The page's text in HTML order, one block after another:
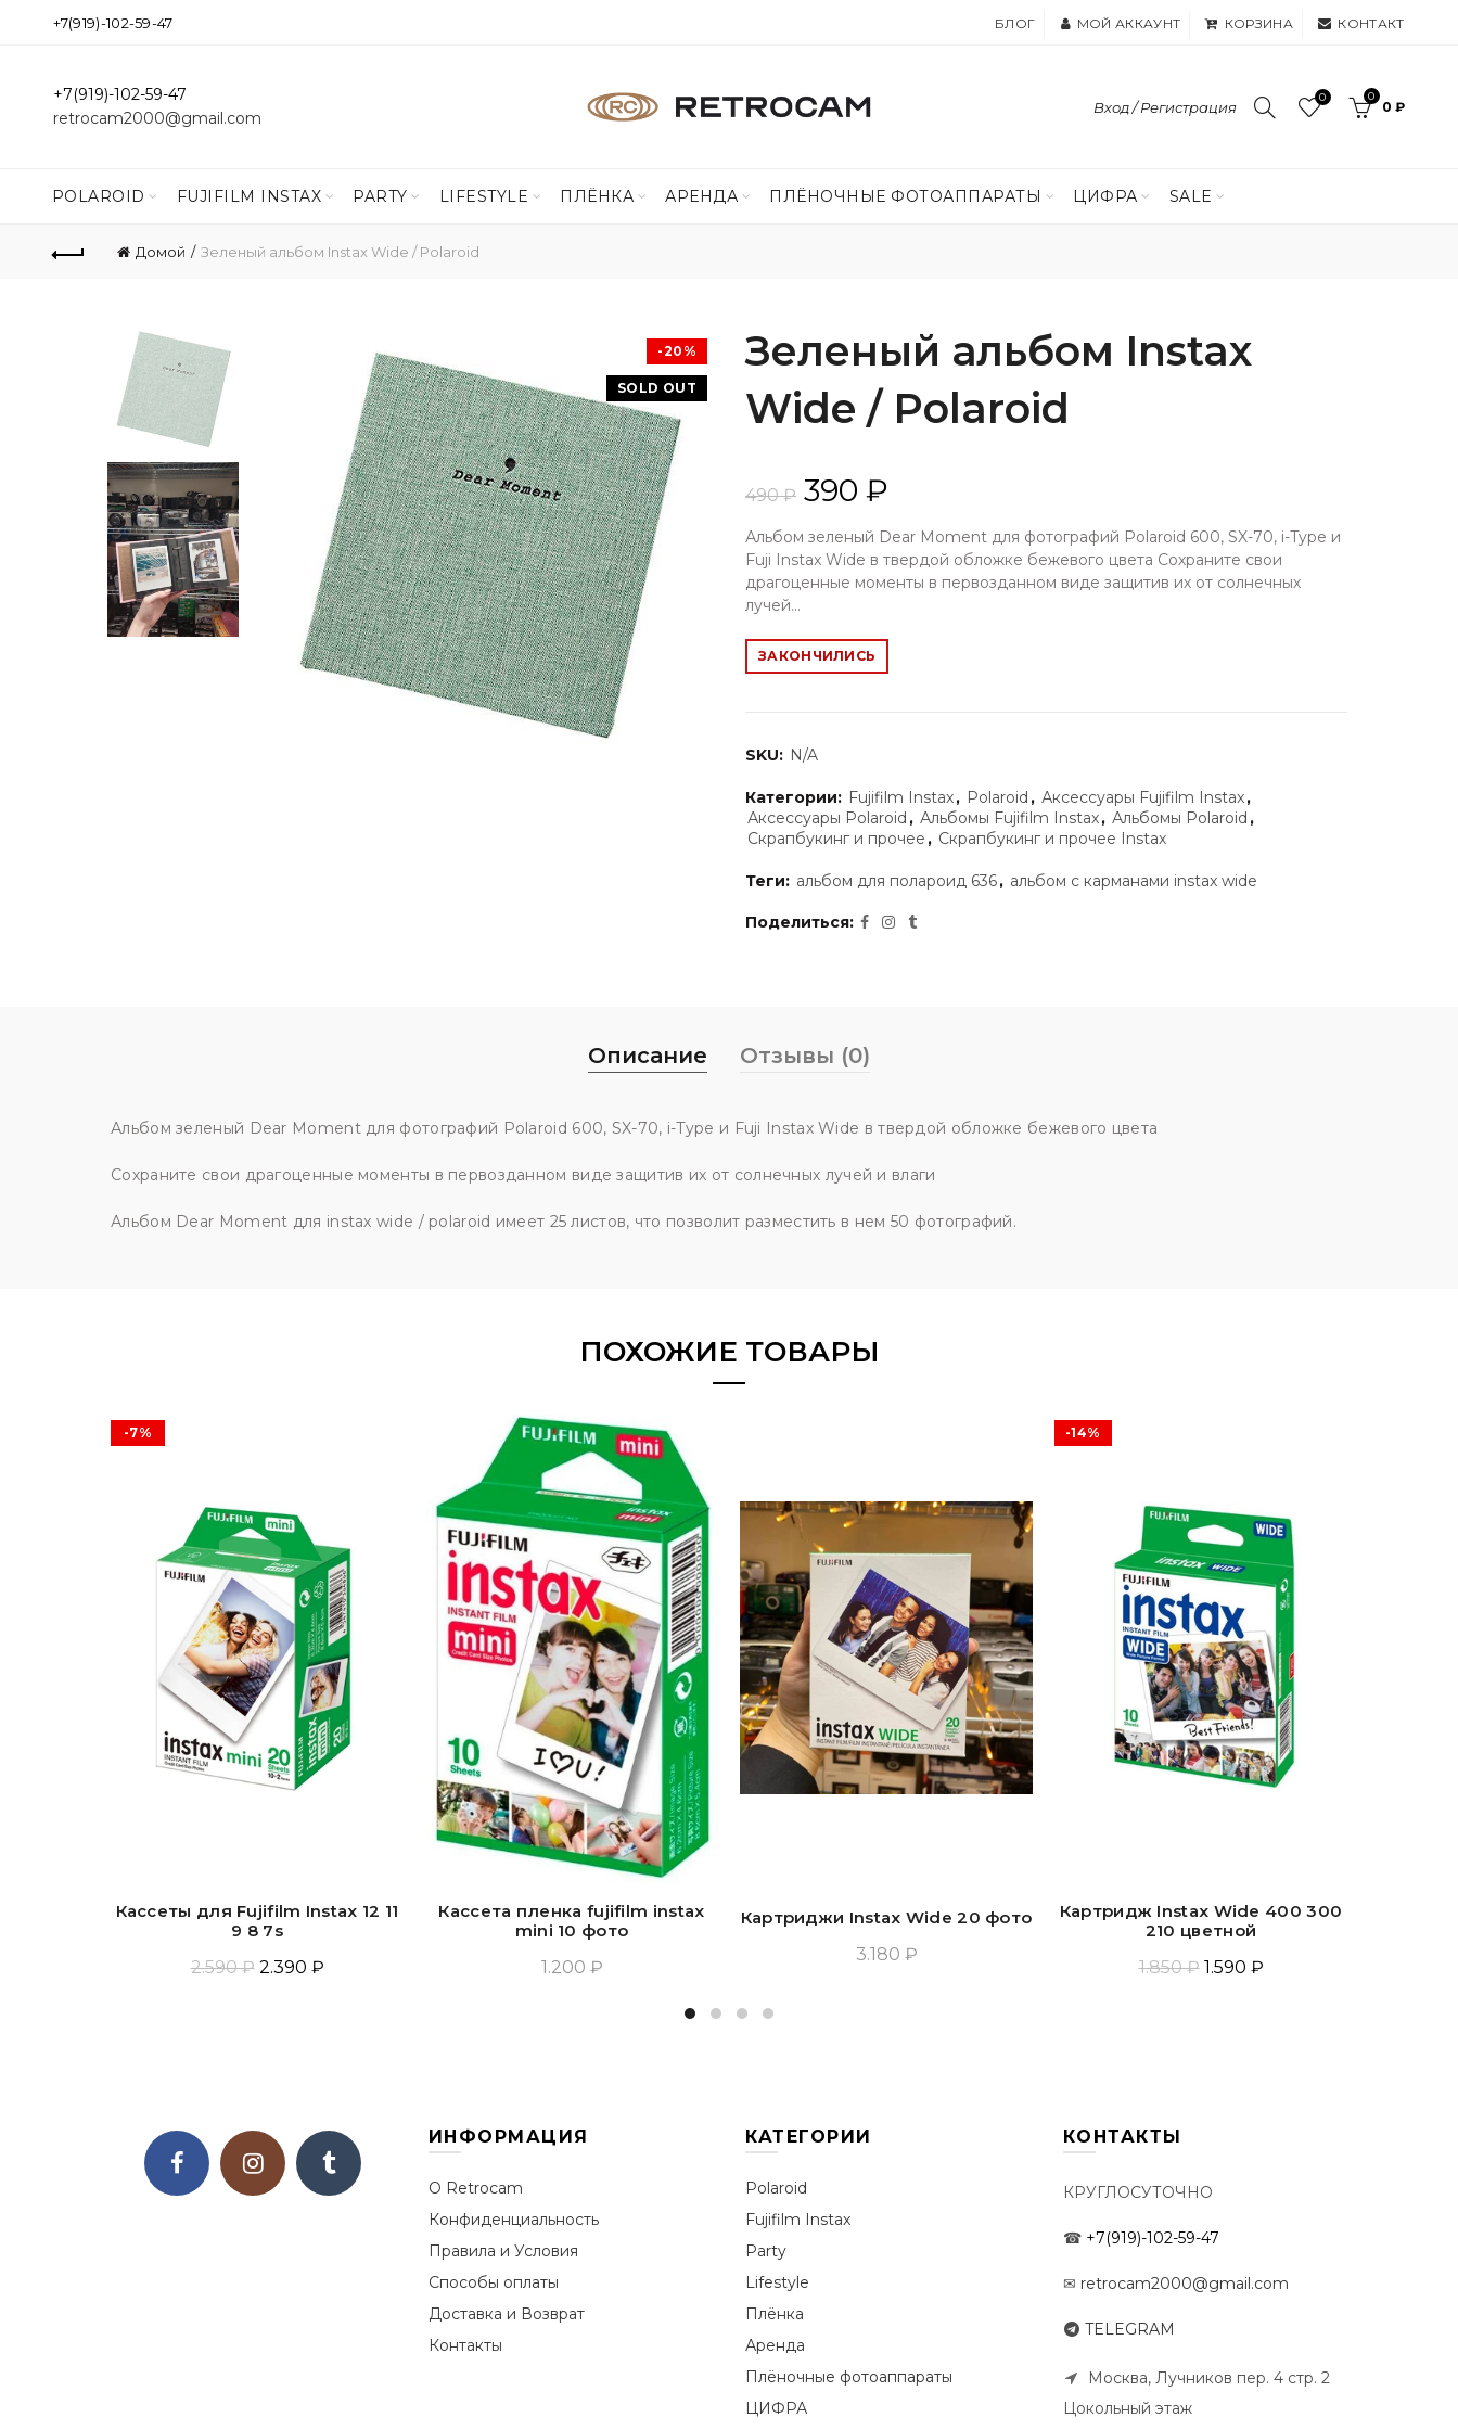
+7(919)-102-59-47 БЛОГ МОЙ АККАУНТ КОРЗИНА КОНТАКТ
+7(919)-102-59-47
retrocam2000@gmail.com
Вход / Регистрация
0 0
0 ₽
POLAROID FUJIFILM INSTAX PARTY LIFESTYLE ПЛЁНКА АРЕНДА ПЛЁНОЧНЫЕ ФОТОАППАРАТЫ ЦИФРА SALE
Домой Зеленый альбом Instax Wide / Polaroid
-20%
SOLD OUT
Зеленый альбом Instax
Wide / Polaroid
490 ₽ 390 ₽
Альбом зеленый Dear Moment для фотографий Polaroid 600, SX-70, i-Type и
Fuji Instax Wide в твердой обложке бежевого цвета Сохраните свои
драгоценные моменты в первозданном виде защитив их от солнечных
лучей...
ЗАКОНЧИЛИСЬ
SKU: N/A
Категории: Fujifilm Instax, Polaroid , Аксессуары Fujifilm Instax,
Аксессуары Polaroid , Альбомы Fujifilm Instax, Альбомы Polaroid ,
Скрапбукинг и прочее , Скрапбукинг и прочее Instax
Теги: альбом для полароид 636, альбом с карманами instax wide
Поделиться
Описание Отзывы (0)
Альбом зеленый Dear Moment для фотографий Polaroid 600, SX-70, i-Type и Fuji Instax Wide в твердой обложке бежевого цвета
Сохраните свои драгоценные моменты в первозданном виде защитив их от солнечных лучей и влаги
Альбом Dear Moment для instax wide / polaroid имеет 25 листов, что позволит разместить в нем 50 фотографий.
ПОХОЖИЕ ТОВАРЫ
-7%
Кассеты для Fujifilm Instax 12 11
9 8 7s
2.590 ₽ 2.390 ₽
Кассета пленка fujifilm instax
mini 10 фото
1.200 ₽
Картриджи Instax Wide 20 фото
3.180 ₽
-14%
Картридж Instax Wide 400 300
210 цветной
1.850 ₽ 1.590 ₽
ИНФОРМАЦИЯ
О Retrocam
Конфиденциальность
Правила и Условия
Способы оплаты
Доставка и Возврат
Контакты
КАТЕГОРИИ
Polaroid
Fujifilm Instax
Party
Lifestyle
Плёнка
Аренда
Плёночные фотоаппараты
ЦИФРА
КОНТАКТЫ
КРУГЛОСУТОЧНО
☎ +7(919)-102-59-47
✉ retrocam2000@gmail.com
TELEGRAM
Москва, Лучников пер. 4 стр. 2
Цокольный этаж